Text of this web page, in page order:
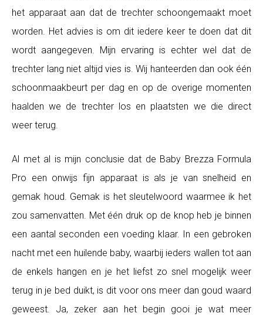
het apparaat aan dat de trechter schoongemaakt moet
worden. Het advies is om dit iedere keer te doen dat dit
wordt aangegeven. Mijn ervaring is echter wel dat de
trechter lang niet altijd vies is. Wij hanteerden dan ook één
schoonmaakbeurt per dag en op de overige momenten
haalden we de trechter los en plaatsten we die direct
weer terug.
Al met al is mijn conclusie dat de Baby Brezza Formula
Pro een onwijs fijn apparaat is als je van snelheid en
gemak houd. Gemak is het sleutelwoord waarmee ik het
zou samenvatten. Met één druk op de knop heb je binnen
een aantal seconden een voeding klaar. In een gebroken
nacht met een huilende baby, waarbij ieders wallen tot aan
de enkels hangen en je het liefst zo snel mogelijk weer
terug in je bed duikt, is dit voor ons meer dan goud waard
geweest. Ja, zeker aan het begin gooi je wat meer